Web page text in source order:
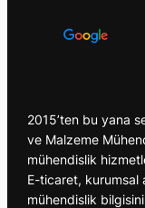
2015’ten bu yana
ve Malzeme
mühendislik
E-ticaret, kurumsal
mühendislik